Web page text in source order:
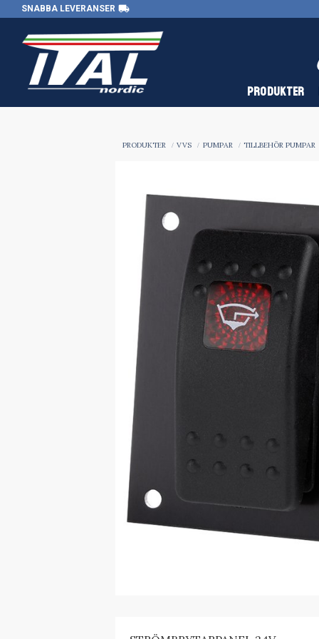
SNABBA LEVERANSER local_shipping
PRODUKTER
PRODUKTER VVS PUMPAR TILLBEHÖR PUMPAR